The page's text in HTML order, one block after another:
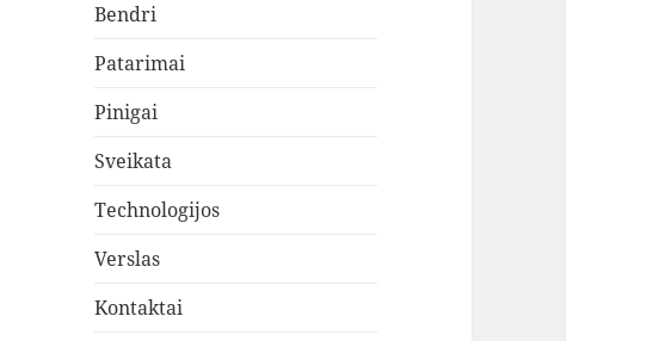
Bendri
Patarimai
Pinigai
Sveikata
Technologijos
Verslas
Kontaktai